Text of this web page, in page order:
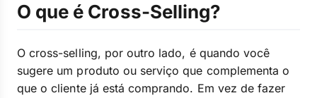
O que é Cross-Selling?
O cross-selling, por outro lado, é quando você
sugere um produto ou serviço que complementa o
que o cliente já está comprando. Em vez de fazer